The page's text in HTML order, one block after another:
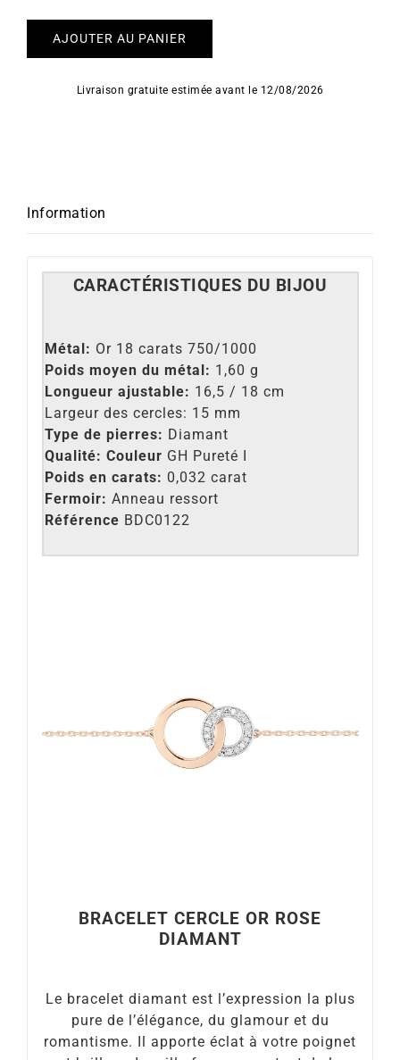
AJOUTER AU PANIER
Livraison gratuite estimée avant le 12/08/2026
Information
CARACTÉRISTIQUES DU BIJOU
Métal: Or 18 carats 750/1000
Poids moyen du métal: 1,60 g
Longueur ajustable: 16,5 / 18 cm
Largeur des cercles: 15 mm
Type de pierres: Diamant
Qualité: Couleur GH Pureté I
Poids en carats: 0,032 carat
Fermoir: Anneau ressort
Référence BDC0122
BRACELET CERCLE OR ROSE
DIAMANT
Le bracelet diamant est l’expression la plus
pure de l’élégance, du glamour et du
romantisme. Il apporte éclat à votre poignet